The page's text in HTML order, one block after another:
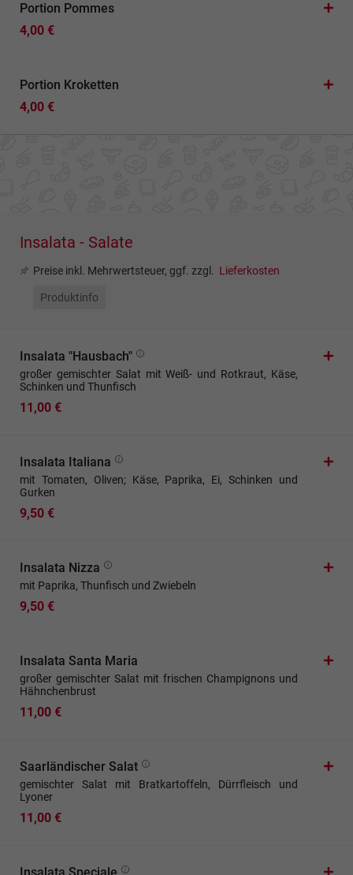
Portion Pommes
4,00 €
Portion Kroketten
4,00 €
Insalata - Salate
Preise inkl. Mehrwertsteuer, ggf. zzgl. Lieferkosten
Produktinfo
Insalata "Hausbach"
großer gemischter Salat mit Weiß- und Rotkraut, Käse,
Schinken und Thunfisch
11,00 €
Insalata Italiana
mit Tomaten, Oliven; Käse, Paprika, Ei, Schinken und
Gurken
9,50 €
Insalata Nizza
mit Paprika, Thunfisch und Zwiebeln
9,50 €
Insalata Santa Maria
großer gemischter Salat mit frischen Champignons und
Hähnchenbrust
11,00 €
Saarländischer Salat
gemischter Salat mit Bratkartoffeln, Dürrfleisch und
Lyoner
11,00 €